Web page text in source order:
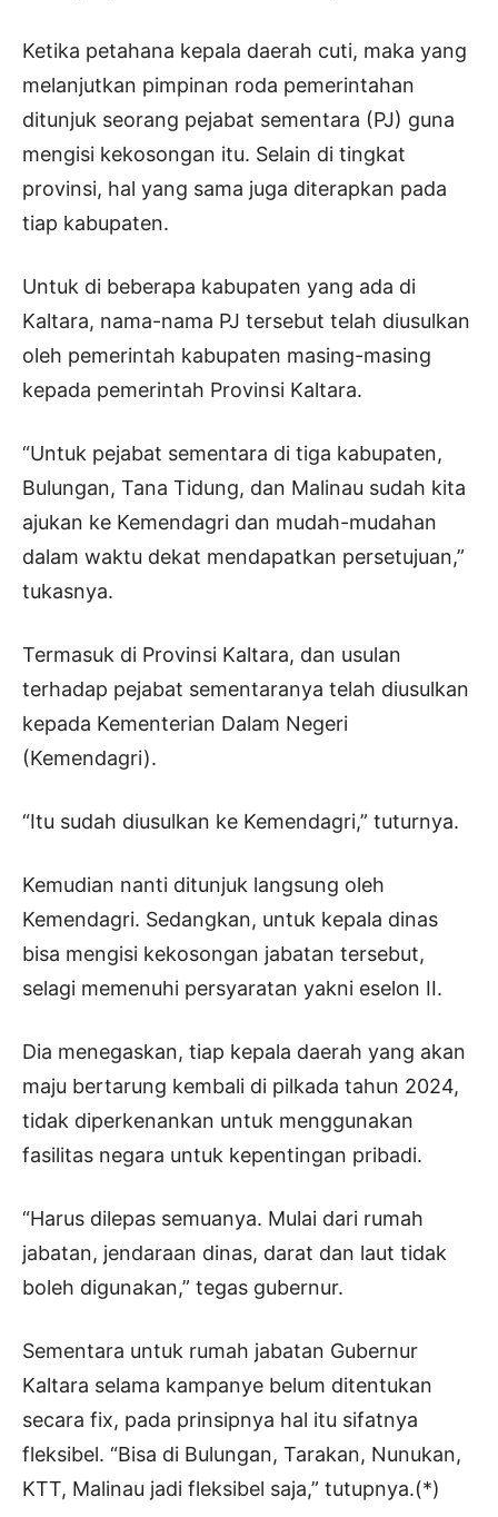
Ketika petahana kepala daerah cuti, maka yang
melanjutkan pimpinan roda pemerintahan
ditunjuk seorang pejabat sementara (PJ) guna
mengisi kekosongan itu. Selain di tingkat
provinsi, hal yang sama juga diterapkan pada
tiap kabupaten.
Untuk di beberapa kabupaten yang ada di
Kaltara, nama-nama PJ tersebut telah diusulkan
oleh pemerintah kabupaten masing-masing
kepada pemerintah Provinsi Kaltara.
“Untuk pejabat sementara di tiga kabupaten,
Bulungan, Tana Tidung, dan Malinau sudah kita
ajukan ke Kemendagri dan mudah-mudahan
dalam waktu dekat mendapatkan persetujuan,”
tukasnya.
Termasuk di Provinsi Kaltara, dan usulan
terhadap pejabat sementaranya telah diusulkan
kepada Kementerian Dalam Negeri
(Kemendagri).
“Itu sudah diusulkan ke Kemendagri,” tuturnya.
Kemudian nanti ditunjuk langsung oleh
Kemendagri. Sedangkan, untuk kepala dinas
bisa mengisi kekosongan jabatan tersebut,
selagi memenuhi persyaratan yakni eselon II.
Dia menegaskan, tiap kepala daerah yang akan
maju bertarung kembali di pilkada tahun 2024,
tidak diperkenankan untuk menggunakan
fasilitas negara untuk kepentingan pribadi.
“Harus dilepas semuanya. Mulai dari rumah
jabatan, jendaraan dinas, darat dan laut tidak
boleh digunakan,” tegas gubernur.
Sementara untuk rumah jabatan Gubernur
Kaltara selama kampanye belum ditentukan
secara fix, pada prinsipnya hal itu sifatnya
fleksibel. “Bisa di Bulungan, Tarakan, Nunukan,
KTT, Malinau jadi fleksibel saja,” tutupnya.(*)